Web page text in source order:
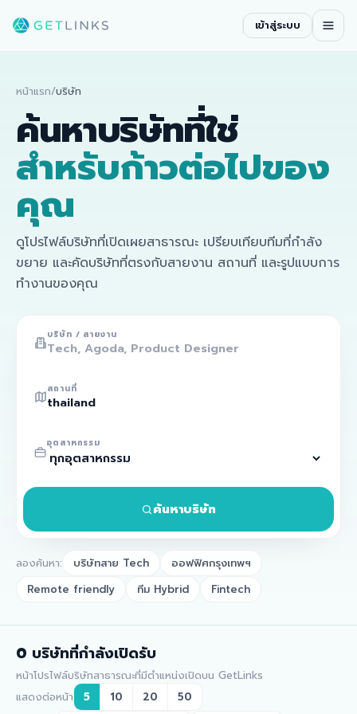
เข้าสู่ระบบ
หน้าแรก/บริษัท
ค้นหาบริษัทที่ใช่
สำหรับก้าวต่อไปของ
คุณ
ดูโปรไฟล์บริษัทที่เปิดเผยสาธารณะ เปรียบเทียบทีมที่กำลัง
ขยาย และคัดบริษัทที่ตรงกับสายงาน สถานที่ และรูปแบบการ
ทำงานของคุณ
บริษัท / สายงาน
สถานที่
อุตสาหกรรม
ค้นหาบริษัท
ลองค้นหา: บริษัทสาย Tech
ออฟฟิศกรุงเทพฯ
Remote friendly
ทีม Hybrid Fintech
0 บริษัทที่กำลังเปิดรับ
หน้าโปรไฟล์บริษัทสาธารณะที่มีตำแหน่งเปิดบน GetLinks
แสดงต่อหน้า
5 10 20 50